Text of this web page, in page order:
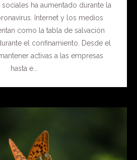
ha aumentado durante la
Internet y los medios
como la tabla de salvación
el confinamiento. Desde el
activas a las empresas
hasta e...